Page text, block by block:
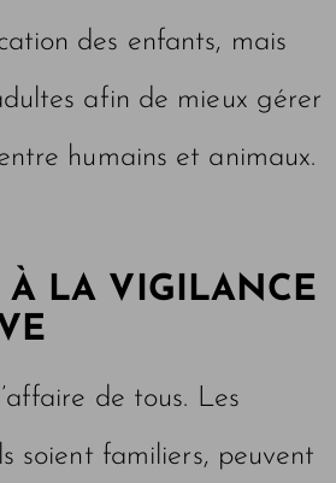
des enfants, mais
afin de mieux gérer
humains et animaux.
À LA VIGILANCE
de tous. Les
soient familiers, peuvent